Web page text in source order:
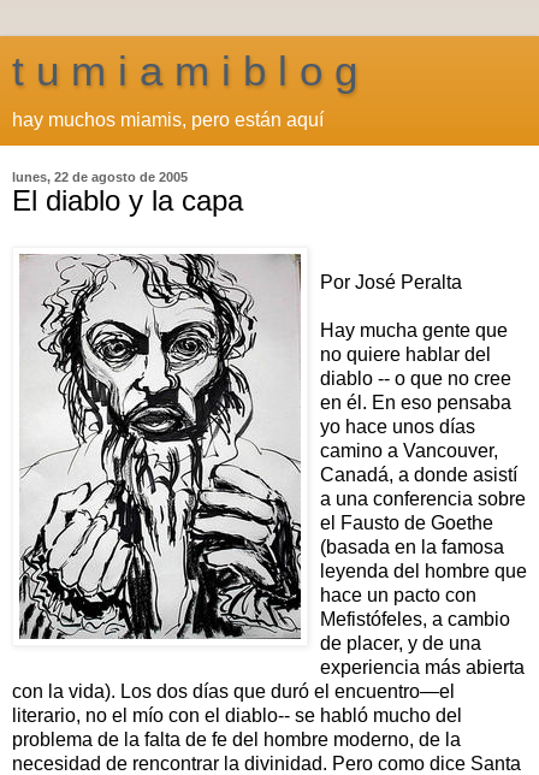
t u m i a m i b l o g
hay muchos miamis, pero están aquí
lunes, 22 de agosto de 2005
El diablo y la capa
Por José Peralta
Hay mucha gente que
no quiere hablar del
diablo -- o que no cree
en él. En eso pensaba
yo hace unos días
camino a Vancouver,
Canadá, a donde asistí
a una conferencia sobre
el Fausto de Goethe
(basada en la famosa
leyenda del hombre que
hace un pacto con
Mefistófeles, a cambio
de placer, y de una
experiencia más abierta
con la vida). Los dos días que duró el encuentro—el
literario, no el mío con el diablo-- se habló mucho del
problema de la falta de fe del hombre moderno, de la
necesidad de rencontrar la divinidad. Pero como dice Santa